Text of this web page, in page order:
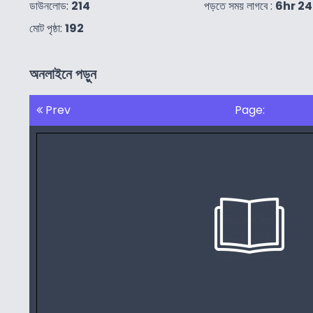
ডাউনলোড: 214
মোট পৃষ্ঠা: 192
পড়তে সময় লাগবে : 6hr
অনলাইনে পড়ুন
Prev Page: